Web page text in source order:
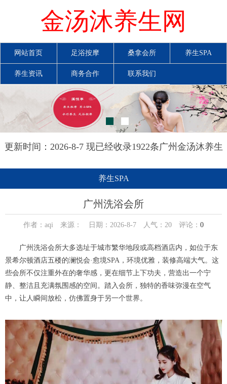
金汤沐养生网
网站首页 足浴按摩 桑拿会所 养生SPA
养生资讯 商务合作 联系我们
更新时间：2026-8-7 现已经收录1922条广州金汤沐养生
养生SPA
广州洗浴会所
作者：aqi 来源： 日期：2026-8-7 人气： 20 评论： 0
广州洗浴会所大多选址于城市繁华地段或高档酒店内，如位于东
景希尔顿酒店五楼的澜悦会·愈境SPA，环境优雅，装修高端大气。这
些会所不仅注重外在的奢华感，更在细节上下功夫，营造出一个宁
静、整洁且充满氛围感的空间。踏入会所，独特的香味弥漫在空气
中，让人瞬间放松，仿佛置身于另一个世界。